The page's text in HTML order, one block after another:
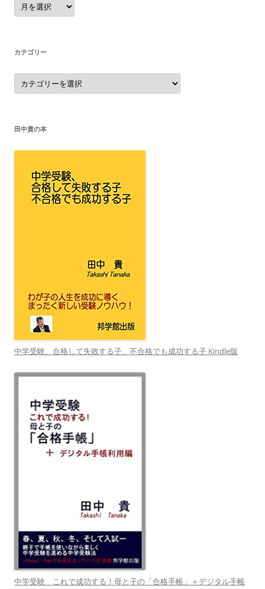
ー
カ
カテゴリー
カ
テ
ゴ
田中貴の本
中学受験、合格して失敗する子、不合格でも成功する子 Kindle版
中学受験 これで成功する！母と子の「合格手帳」＋デジタル手帳